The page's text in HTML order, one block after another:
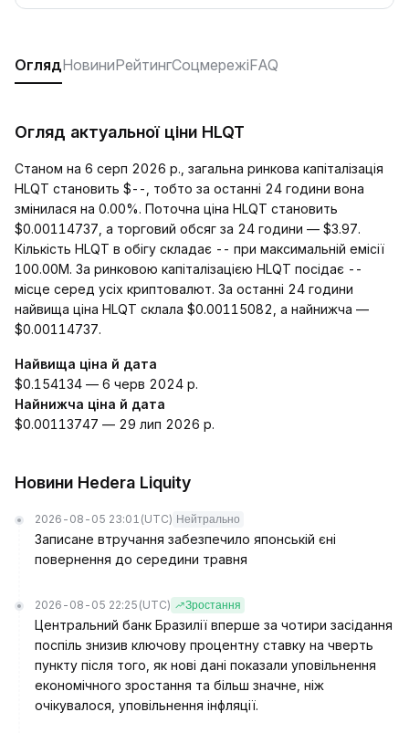
ОглядНовиниРейтингСоцмережіFAQ
Огляд актуальної ціни HLQT
Станом на 6 серп 2026 р., загальна ринкова капіталізація
HLQT становить $--, тобто за останні 24 години вона
змінилася на 0.00%. Поточна ціна HLQT становить
$0.00114737, а торговий обсяг за 24 години — $3.97.
Кількість HLQT в обігу складає -- при максимальній емісії
100.00M. За ринковою капіталізацією HLQT посідає --
місце серед усіх криптовалют. За останні 24 години
найвища ціна HLQT склала $0.00115082, а найнижча —
$0.00114737.
Найвища ціна й дата
$0.154134 — 6 черв 2024 р.
Найнижча ціна й дата
$0.00113747 — 29 лип 2026 р.
Новини Hedera Liquity
2026-08-05 23:01 (UTC) Нейтрально
Записане втручання забезпечило японській єні
повернення до середини травня
2026-08-05 22:25 (UTC) Зростання
Центральний банк Бразилії вперше за чотири засідання
поспіль знизив ключову процентну ставку на чверть
пункту після того, як нові дані показали уповільнення
економічного зростання та більш значне, ніж
очікувалося, уповільнення інфляції.